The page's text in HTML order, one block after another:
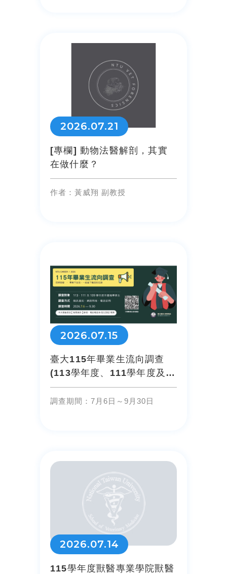
2026.07.21
[專欄] 動物法醫解剖，其實
在做什麼？
作者：黃威翔 副教授
2026.07.15
臺大115年畢業生流向調查
(113學年度、111學年度及
109學年度之本國籍畢業...
調查期間：7月6日～9月30日
2026.07.14
115學年度獸醫專業學院獸醫